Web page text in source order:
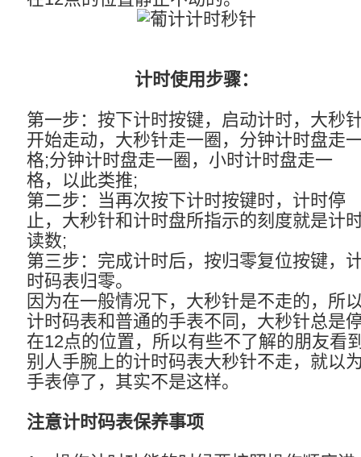
计时使用步骤：
第一步：按下计时按键，启动计时，大秒
开始走动，大秒针走一圈，分钟计时盘走
格;分钟计时盘走一圈，小时计时盘走一
格，以此类推;
第二步：当再次按下计时按键时，计时停
止，大秒针和计时盘所指示的刻度就是计
读数;
第三步：完成计时后，按归零复位按键，
时码表归零。
因为在一般情况下，大秒针是不走的，所
计时码表和普通的手表不同，大秒针总是
在12点的位置，所以有些不了解的朋友看
别人手腕上的计时码表大秒针不走，就以
手表停了，其实不是这样。
注意计时码表保养事项